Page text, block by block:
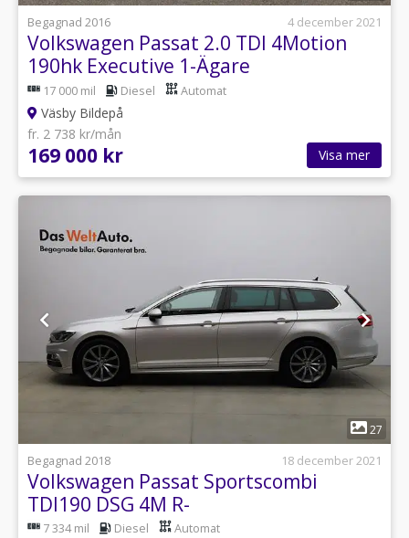
Begagnad 2016
4 december 2021
Volkswagen Passat 2.0 TDI 4Motion
190hk Executive 1-Ägare
17 000 mil Diesel Automat
Väsby Bildepå
fr. 2 738 kr/mån
169 000 kr Visa mer
27
Begagnad 2018
18 december 2021
Volkswagen Passat Sportscombi
TDI190 DSG 4M R-
Line/Executive/Drag/P-värm
7 334 mil Diesel Automat